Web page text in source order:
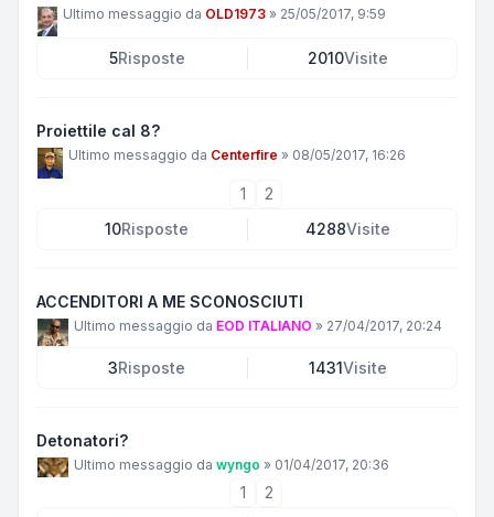
Ultimo messaggio da OLD1973 » 25/05/2017, 9:59
5Risposte 2010Visite
Proiettile cal 8?
Ultimo messaggio da Centerfire » 08/05/2017, 16:26
1
2
10Risposte 4288Visite
ACCENDITORI A ME SCONOSCIUTI
Ultimo messaggio da EOD ITALIANO » 27/04/2017, 20:24
3Risposte 1431Visite
Detonatori?
Ultimo messaggio da wyngo » 01/04/2017, 20:36
1
2